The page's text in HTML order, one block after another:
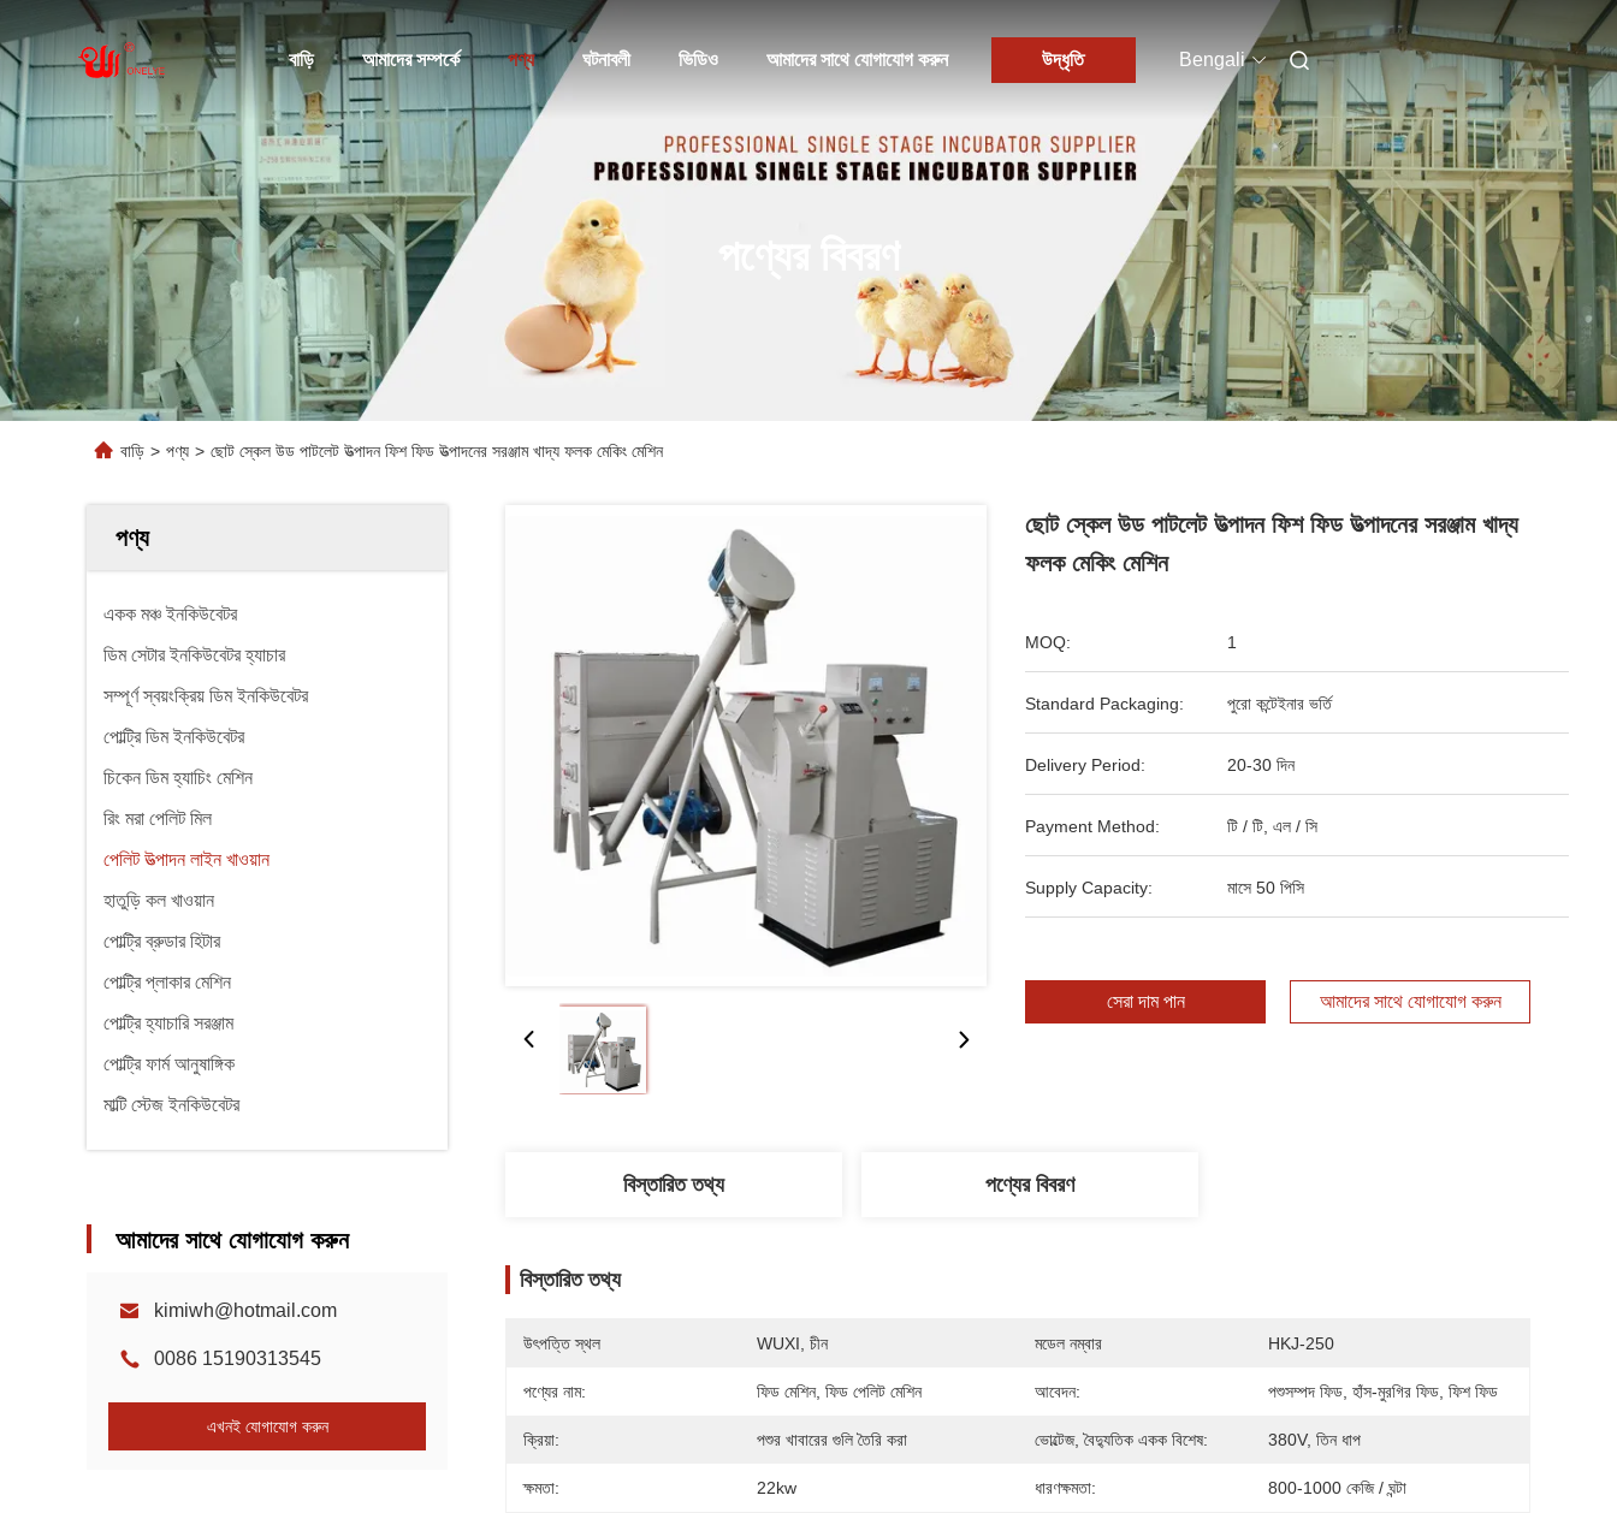
বাড়ি আমাদের সম্পর্কে পণ্য ঘটনাবলী ভিডিও আমাদের সাথে যোগাযোগ করুন উদ্ধৃতি Bengali
বাড়ি > পণ্য > ছোট স্কেল উড পাটলেট উত্পাদন ফিশ ফিড উত্পাদনের সরঞ্জাম খাদ্য ফলক মেকিং মেশিন
পণ্য
একক মঞ্চ ইনকিউবেটর
ডিম সেটার ইনকিউবেটর হ্যাচার
সম্পূর্ণ স্বয়ংক্রিয় ডিম ইনকিউবেটর
পোল্ট্রি ডিম ইনকিউবেটর
চিকেন ডিম হ্যাচিং মেশিন
রিং মরা পেলিট মিল
পেলিট উত্পাদন লাইন খাওয়ান
হাতুড়ি কল খাওয়ান
পোল্ট্রি ব্রুডার হিটার
পোল্ট্রি প্লাকার মেশিন
পোল্ট্রি হ্যাচারি সরঞ্জাম
পোল্ট্রি ফার্ম আনুষাঙ্গিক
মাল্টি স্টেজ ইনকিউবেটর
আমাদের সাথে যোগাযোগ করুন
kimiwh@hotmail.com
0086 15190313545
এখনই যোগাযোগ করুন
ছোট স্কেল উড পাটলেট উত্পাদন ফিশ ফিড উত্পাদনের সরঞ্জাম খাদ্য
ফলক মেকিং মেশিন
MOQ: 1
Standard Packaging: পুরো কন্টেইনার ভর্তি
Delivery Period: 20-30 দিন
Payment Method: টি / টি, এল / সি
Supply Capacity: মাসে 50 পিসি
সেরা দাম পান আমাদের সাথে যোগাযোগ করুন
বিস্তারিত তথ্য পণ্যের বিবরণ
বিস্তারিত তথ্য
উৎপত্তি স্থল WUXI, চীন মডেল নম্বার HKJ-250
পণ্যের নাম: ফিড মেশিন, ফিড পেলিট মেশিন আবেদন: পশুসম্পদ ফিড, হাঁস-মুরগির ফিড, ফিশ ফিড
ক্রিয়া: পশুর খাবারের গুলি তৈরি করা ভোল্টেজ, বৈদ্যুতিক একক বিশেষ: 380V, তিন ধাপ
ক্ষমতা: 22kw ধারণক্ষমতা: 800-1000 কেজি / ঘন্টা